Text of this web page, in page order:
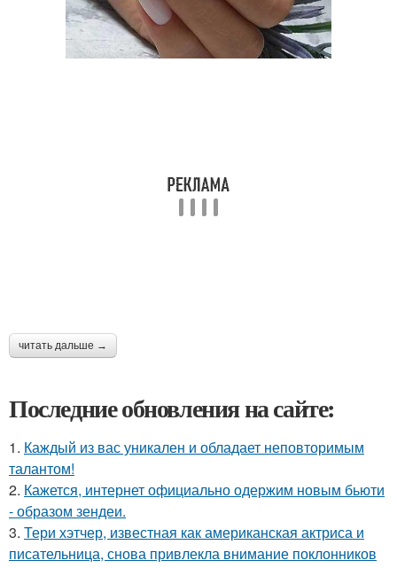
читать дальше →
Последние обновления на сайте:
1. Каждый из вас уникален и обладает неповторимым
талантом!
2. Кажется, интернет официально одержим новым бьюти
- образом зендеи.
3. Тери хэтчер, известная как американская актриса и
писательница, снова привлекла внимание поклонников